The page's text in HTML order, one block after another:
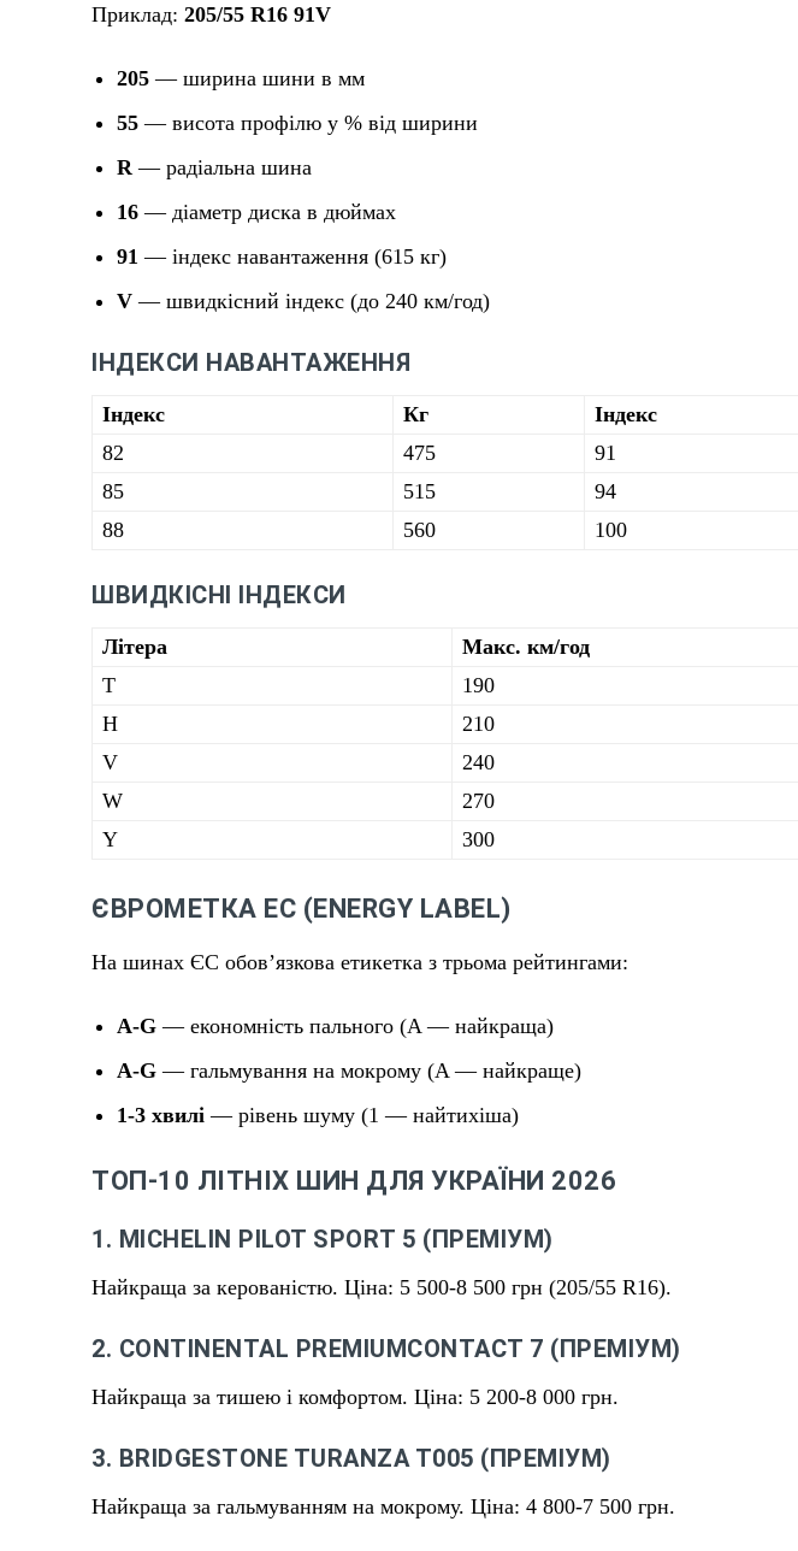
Приклад: 205/55 R16 91V
205 — ширина шини в мм
55 — висота профілю у % від ширини
R — радіальна шина
16 — діаметр диска в дюймах
91 — індекс навантаження (615 кг)
V — швидкісний індекс (до 240 км/год)
ІНДЕКСИ НАВАНТАЖЕННЯ
Індекс Кг Індекс
82
475 91
85
515 94
88
560 100
ШВИДКІСНІ ІНДЕКСИ
Літера
Макс. км/год
T
190
H
210
V
240
W
270
Y
300
ЄВРОМЕТКА ЕС (ENERGY LABEL)
На шинах ЄС обов’язкова етикетка з трьома рейтингами:
A-G — економність пального (A — найкраща)
A-G — гальмування на мокрому (A — найкраще)
1-3 хвилі — рівень шуму (1 — найтихіша)
ТОП-10 ЛІТНІХ ШИН ДЛЯ УКРАЇНИ 2026
1. MICHELIN PILOT SPORT 5 (ПРЕМІУМ)
Найкраща за керованістю. Ціна: 5 500-8 500 грн (205/55 R16).
2. CONTINENTAL PREMIUMCONTACT 7 (ПРЕМІУМ)
Найкраща за тишею і комфортом. Ціна: 5 200-8 000 грн.
3. BRIDGESTONE TURANZA T005 (ПРЕМІУМ)
Найкраща за гальмуванням на мокрому. Ціна: 4 800-7 500 грн.